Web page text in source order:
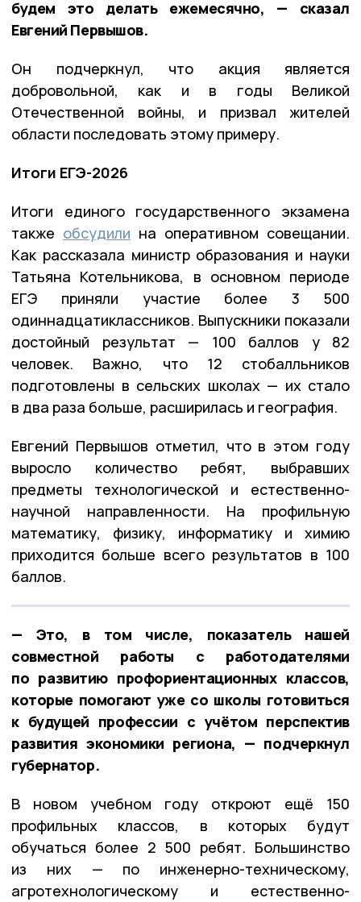
будем это делать ежемесячно, — сказал
Евгений Первышов.
Он подчеркнул, что акция является
добровольной, как и в годы Великой
Отечественной войны, и призвал жителей
области последовать этому примеру.
Итоги ЕГЭ-2026
Итоги единого государственного экзамена
также обсудили на оперативном совещании.
Как рассказала министр образования и науки
Татьяна Котельникова, в основном периоде
ЕГЭ приняли участие более 3 500
одиннадцатиклассников. Выпускники показали
достойный результат — 100 баллов у 82
человек. Важно, что 12 стобалльников
подготовлены в сельских школах — их стало
в два раза больше, расширилась и география.
Евгений Первышов отметил, что в этом году
выросло количество ребят, выбравших
предметы технологической и естественно-
научной направленности. На профильную
математику, физику, информатику и химию
приходится больше всего результатов в 100
баллов.
— Это, в том числе, показатель нашей
совместной работы с работодателями
по развитию профориентационных классов,
которые помогают уже со школы готовиться
к будущей профессии с учётом перспектив
развития экономики региона, — подчеркнул
губернатор.
В новом учебном году откроют ещё 150
профильных классов, в которых будут
обучаться более 2 500 ребят. Большинство
из них — по инженерно-техническому,
агротехнологическому и естественно-